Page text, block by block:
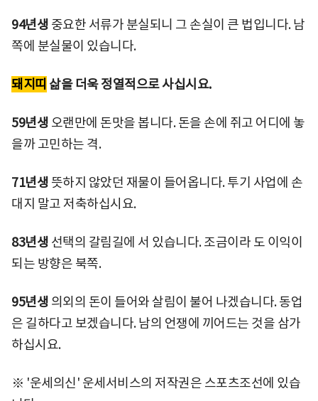
94년생 중요한 서류가 분실되니 그 손실이 큰 법입니다. 남
쪽에 분실물이 있습니다.
돼지띠 삶을 더욱 정열적으로 사십시요.
59년생 오랜만에 돈맛을 봅니다. 돈을 손에 쥐고 어디에 놓
을까 고민하는 격.
71년생 뜻하지 않았던 재물이 들어옵니다. 투기 사업에 손
대지 말고 저축하십시요.
83년생 선택의 갈림길에 서 있습니다. 조금이라 도 이익이
되는 방향은 북쪽.
95년생 의외의 돈이 들어와 살림이 불어 나겠습니다. 동업
은 길하다고 보겠습니다. 남의 언쟁에 끼어드는 것을 삼가
하십시요.
※ '운세의신' 운세서비스의 저작권은 스포츠조선에 있습